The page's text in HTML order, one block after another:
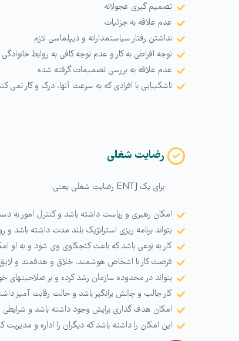
تصمیم گیری عجولانه
عدم علاقه به جزئیات
نداشتن رفتار سیاستمدارانه و دیپلماسی لازم
توجه افراطی به كار و عدم توجه کافی به روابط خانوادگی
عدم علاقه به بررسی تصمیمات گرفته شده
ناشکیبایی با افرادی که به سرعت آنها، درک و کار نمی
رضایت شغلی
برای یک ENTJ رضایت شغلی یعنی:
امکان رهبری و ریاست داشته باشد و کنترل امور به
بتواند برنامه ریزی استراتژیک بلند مدت داشته باشد
کار به نوعی باشد که باعث کنجکاوی وی شود و به او
فرصت کار با اشخاص هوشمند، خلاق و هدفمند و لایق
بتواند در محدوده سازمان رشد کرده و بر صلاحیتهای
کار جالب و چالش برانگیز باشد و حالت رقابت آمیز
امکان هدف گذاری برایش وجود داشته باشد و شرایطی
این امکان را داشته باشد که دیگران را اداره و مدیریت